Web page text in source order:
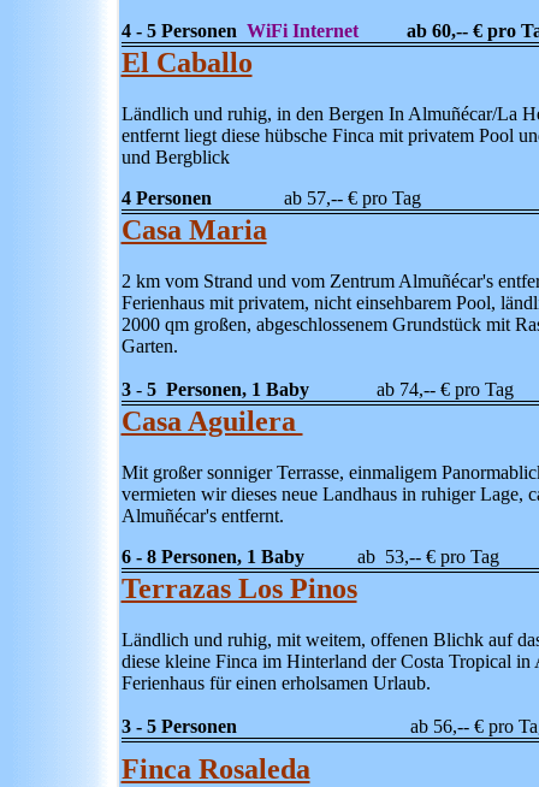
4 - 5 Personen WiFi Internetab 60,-- € pro
El Caballo
Ländlich und ruhig, in den Bergen In Almuñécar/La
entfernt liegt diese hübsche Finca mit privatem Pool
und Bergblick
4 Personen ab 57,-- € pro Tag
Casa Maria
2 km vom Strand und vom Zentrum Almuñécar's
Ferienhaus mit privatem, nicht einsehbarem Pool,
2000 qm großen, abgeschlossenem Grundstück mit
Garten.
3 - 5 Personen, 1 Baby ab 74,-- € pro Tag
Casa Aguilera
Mit großer sonniger Terrasse, einmaligem
vermieten wir dieses neue Landhaus in ruhiger Lage,
Almuñécar's entfernt.
6 - 8 Personen, 1 Baby
ab 53,-- € pro Tag
Terrazas Los Pinos
Ländlich und ruhig, mit weitem, offenen Blichk auf
diese kleine Finca im Hinterland der Costa Tropical in
Ferienhaus für einen erholsamen Urlaub.
3 - 5 Personen ab 56,-- € pro
Finca Rosaleda